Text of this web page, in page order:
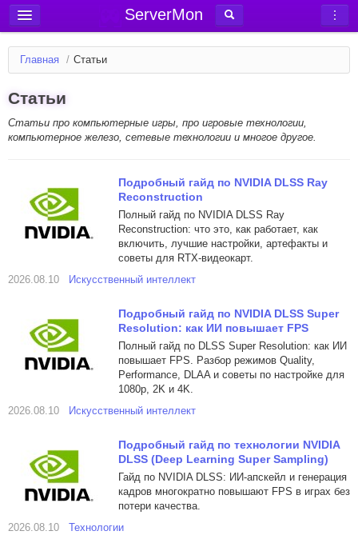
ServerMon
Добавить сервер
Мониторинг серверов
Новости
Блог
Вход в аккаунт
Главная / Статьи
Статьи
Статьи про компьютерные игры, про игровые технологии,
компьютерное железо, сетевые технологии и многое другое.
Подробный гайд по NVIDIA DLSS Ray
Reconstruction
Полный гайд по NVIDIA DLSS Ray
Reconstruction: что это, как работает, как
включить, лучшие настройки, артефакты и
советы для RTX-видеокарт.
2026.08.10
Искусственный интеллект
Подробный гайд по NVIDIA DLSS Super
Resolution: как ИИ повышает FPS
Полный гайд по DLSS Super Resolution: как ИИ
повышает FPS. Разбор режимов Quality,
Performance, DLAA и советы по настройке для
1080p, 2K и 4K.
2026.08.10
Искусственный интеллект
Подробный гайд по технологии NVIDIA
DLSS (Deep Learning Super Sampling)
Гайд по NVIDIA DLSS: ИИ-апскейл и генерация
кадров многократно повышают FPS в играх без
потери качества.
2026.08.10
Технологии